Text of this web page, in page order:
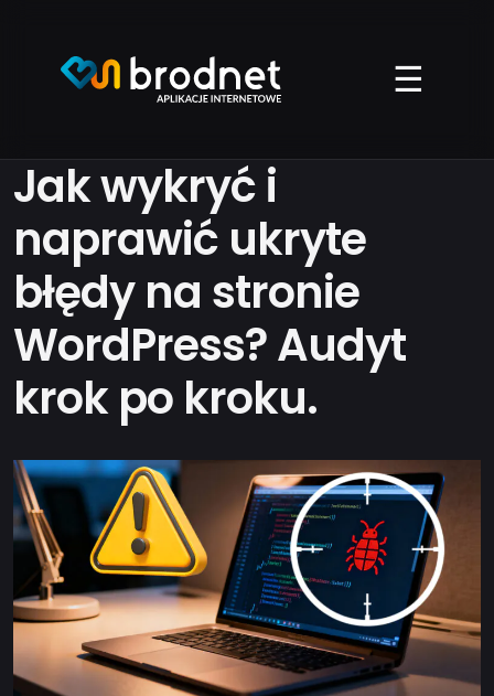
☰
Jak wykryć i
naprawić ukryte
błędy na stronie
WordPress? Audyt
krok po kroku.